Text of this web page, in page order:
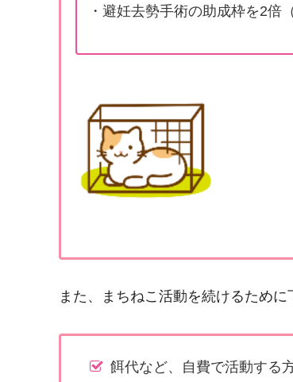
・避妊去勢手術の助成枠を2倍
また、まちねこ活動を続けるため
餌代など、自費で活動する